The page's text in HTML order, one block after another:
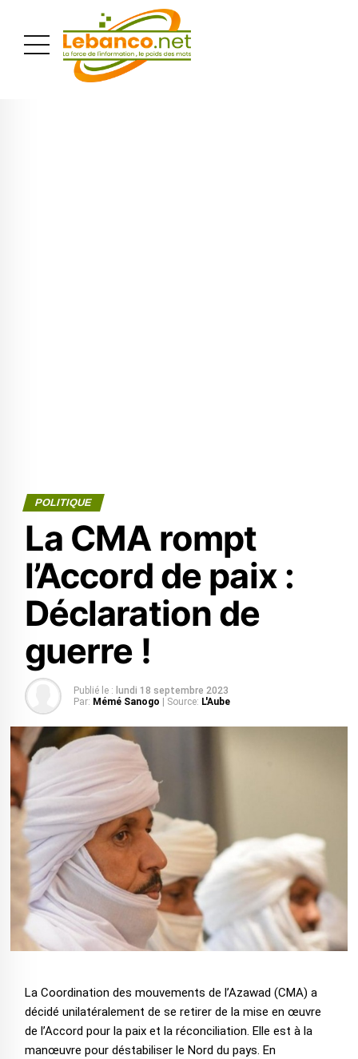
POLITIQUE
La CMA rompt
l’Accord de paix :
Déclaration de
guerre !
Publié le : lundi 18 septembre 2023
Par: Mémé Sanogo | Source: L'Aube
La Coordination des mouvements de l’Azawad (CMA) a
décidé unilatéralement de se retirer de la mise en œuvre
de l’Accord pour la paix et la réconciliation. Elle est à la
manœuvre pour déstabiliser le Nord du pays. En